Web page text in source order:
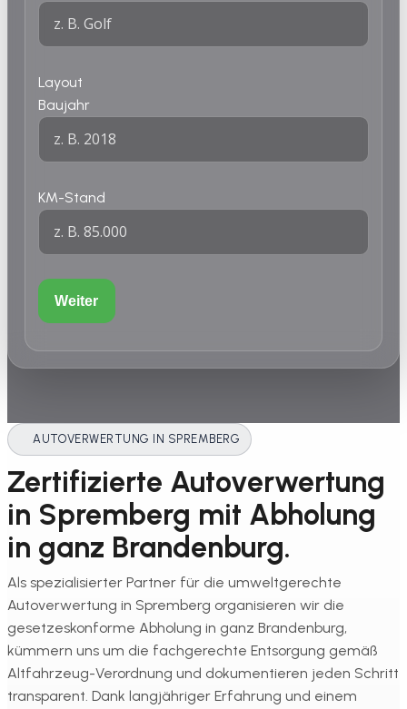
Layout
Baujahr
KM-Stand
Weiter
AUTOVERWERTUNG IN SPREMBERG
Zertifizierte Autoverwertung
in Spremberg mit Abholung
in ganz Brandenburg.
Als spezialisierter Partner für die umweltgerechte
Autoverwertung in Spremberg organisieren wir die
gesetzeskonforme Abholung in ganz Brandenburg,
kümmern uns um die fachgerechte Entsorgung gemäß
Altfahrzeug-Verordnung und dokumentieren jeden Schritt
transparent. Dank langjähriger Erfahrung und einem